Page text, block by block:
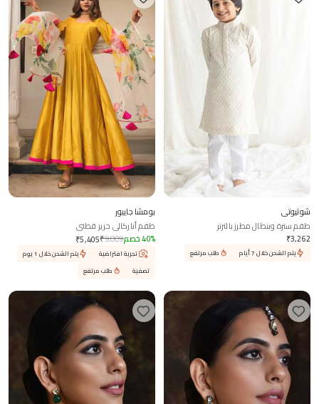
شوتيوتي
طقم سترة وبنطال مطرز بالترتر
₹3,262
يتم الشحن خلال 7 أيام طلب مرتفع
بومشا جايبور
طقم أناركالي حرير قطني
₹5,405₹9,009 40% خصم
تجربة افتراضية
يتم الشحن خلال 1 يوم
تصفية
طلب مرتفع